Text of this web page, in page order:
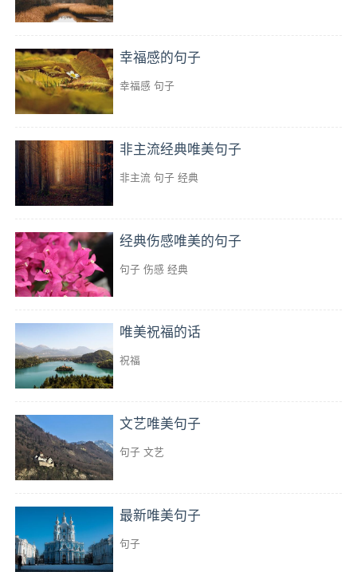
幸福感的句子
幸福感 句子
非主流经典唯美句子
非主流 句子 经典
经典伤感唯美的句子
句子 伤感 经典
唯美祝福的话
祝福
文艺唯美句子
句子 文艺
最新唯美句子
句子